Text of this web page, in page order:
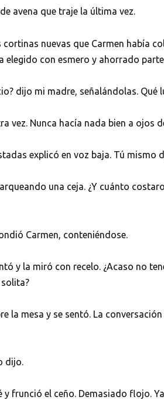
avena que traje la última vez.
nuevas que Carmen había
elegido con esmero y ahorrado
dijo mi madre, señalándolas. Qué
vez. Nunca hacía nada bien a ojos
explicó en voz baja. Tú mismo
una ceja. ¿Y cuánto
Carmen, conteniéndose.
y la miró con recelo. ¿Acaso no
la mesa y se sentó. La
dijo.
y frunció el ceño. Demasiado flojo.